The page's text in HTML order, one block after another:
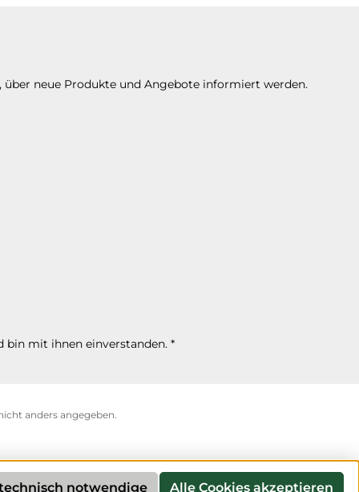
neue Produkte und Angebote informiert werden.
bin mit ihnen einverstanden. *
anders angegeben.
notwendige Alle Cookies akzeptieren